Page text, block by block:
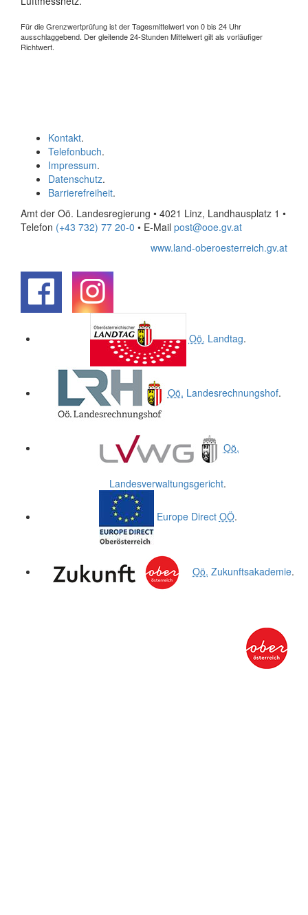
Für die Grenzwertprüfung ist der Tagesmittelwert von 0 bis 24 Uhr
ausschlaggebend. Der gleitende 24-Stunden Mittelwert gilt als vorläufiger
Richtwert.
Kontakt.
Telefonbuch.
Impressum.
Datenschutz.
Barrierefreiheit.
Amt der Oö. Landesregierung • 4021 Linz, Landhausplatz 1 •
Telefon (+43 732) 77 20-0 • E-Mail post@ooe.gv.at
www.land-oberoesterreich.gv.at
Oö. Landtag.
Oö. Landesrechnungshof.
Oö.
Landesverwaltungsgericht.
Europe Direct OÖ.
Oö. Zukunftsakademie.